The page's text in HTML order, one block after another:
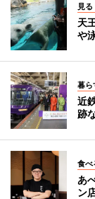
見
天
や
暮ら
近
跡
食べ
あ
ン